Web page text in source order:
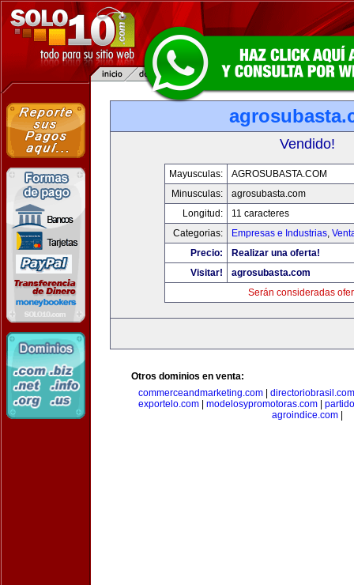
Vendido!
Mayusculas:
AGROSUBASTA.COM
Minusculas:
agrosubasta.com
Longitud:
11 caracteres
Categorias:
Empresas e Industrias,
Precio:
Realizar una oferta!
Visitar!
agrosubasta.com
Serán consideradas
Otros dominios en venta:
commerceandmarketing.com| directoriobrasil.com
exportelo.com
modelosypromotoras.com
agroindice.com